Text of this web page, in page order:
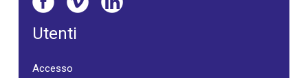
Utenti
Accesso